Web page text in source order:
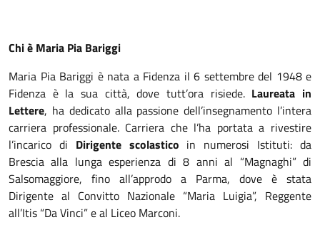
Chi è Maria Pia Bariggi
Maria Pia Bariggi è nata a Fidenza il 6 settembre del 1948 e
Fidenza è la sua città, dove tutt’ora risiede. Laureata in
Lettere, ha dedicato alla passione dell’insegnamento l’intera
carriera professionale. Carriera che l’ha portata a rivestire
l’incarico di Dirigente scolastico in numerosi Istituti: da
Brescia alla lunga esperienza di 8 anni al “Magnaghi” di
Salsomaggiore, fino all’approdo a Parma, dove è stata
Dirigente al Convitto Nazionale “Maria Luigia”, Reggente
all’Itis “Da Vinci” e al Liceo Marconi.